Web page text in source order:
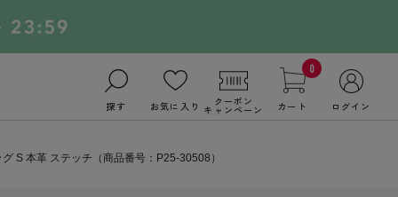
探す お気に入り クーポン
キャンペーン
0
カート ログイン
S 本革 ステッチ（商品番号：P25-30508）